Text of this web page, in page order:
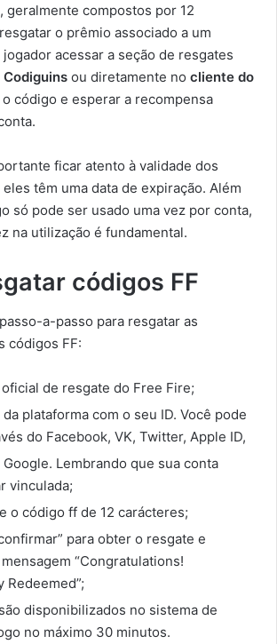
geralmente compostos por 12
o prêmio associado a um
acessar a seção de resgates
ou diretamente no cliente do
código e esperar a recompensa
ficar atento à validade dos
têm uma data de expiração. Além
só pode ser usado uma vez por conta,
na utilização é fundamental.
códigos FF
a-passo para resgatar as
códigos FF:
de resgate do Free Fire;
plataforma com o seu ID. Você pode
do Facebook, VK, Twitter, Apple ID,
Google. Lembrando que sua conta
vinculada;
o código ff de 12 carácteres;
para obter o resgate e
“Congratulations!
Redeemed”;
disponibilizados no sistema de
no máximo 30 minutos.